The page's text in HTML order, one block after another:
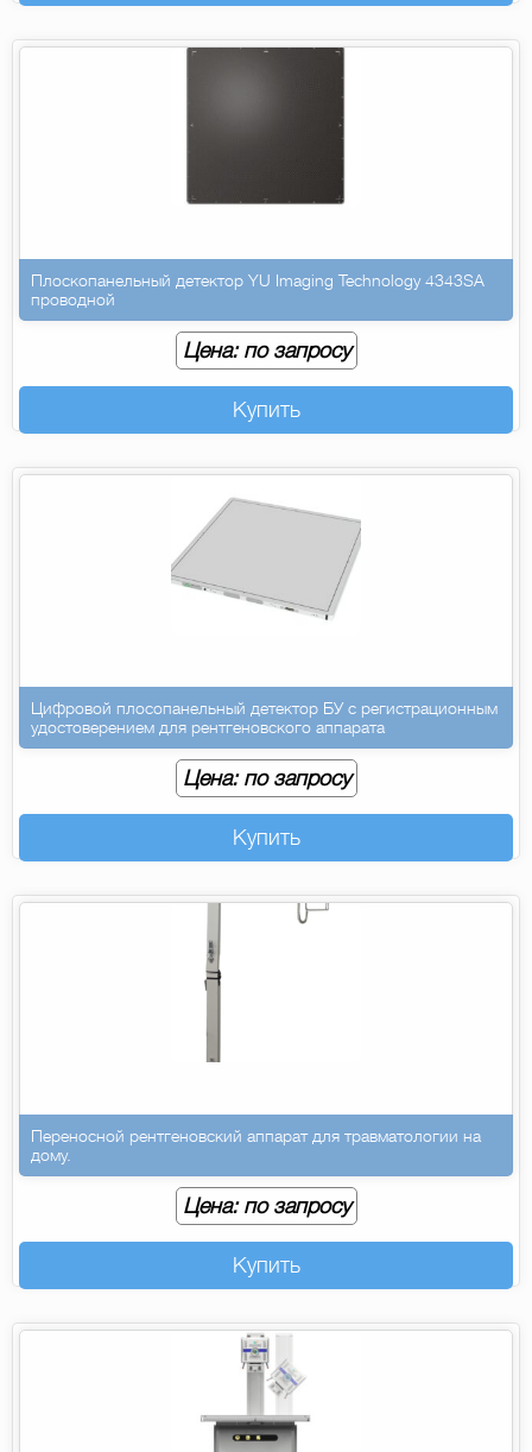
Плоскопанельный детектор YU Imaging Technology 4343SA
проводной
Цена: по запросу
Купить
Цифровой плосопанельный детектор БУ с регистрационным
удостоверением для рентгеновского аппарата
Цена: по запросу
Купить
Переносной рентгеновский аппарат для травматологии на
дому.
Цена: по запросу
Купить